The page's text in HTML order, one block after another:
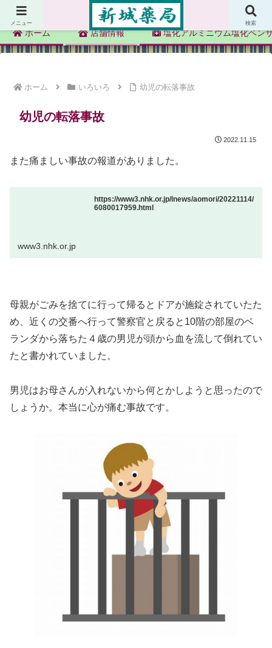
新城薬局
ホーム 店舗情報 塩化アルミニウム塩化ベン
ホーム いろいろ 幼児の転落事故
幼児の転落事故
2022.11.15
また痛ましい事故の報道がありました。
https://www3.nhk.or.jp/lnews/aomori/20221114/
6080017959.html
www3.nhk.or.jp
母親がごみを捨てに行って帰るとドアが施錠されていたた
め、近くの交番へ行って警察官と戻ると10階の部屋のベ
ランダから落ちた４歳の男児が頭から血を流して倒れてい
たと書かれていました。
男児はお母さんが入れないから何とかしようと思ったので
しょうか。本当に心が痛む事故です。
メニュー 検索